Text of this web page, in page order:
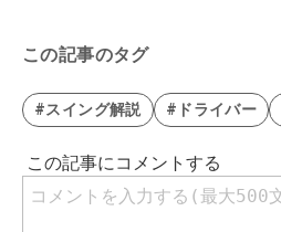
この記事のタグ
#スイング解説 #ドライバー